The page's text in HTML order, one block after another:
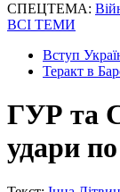
СПЕЦТЕМА:
ВСІ ТЕМИ
Вступ
Теракт в
ГУР та
удари